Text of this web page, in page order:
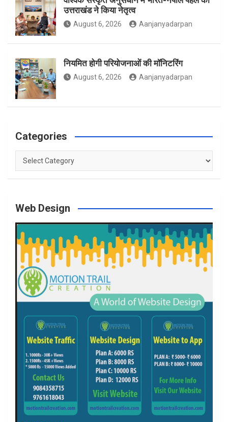
m
उत्तराखंड ने किया नेतृत्व
August 6, 2026 Aanjanyadarpan
नियमित होगी परियोजनाओं की मॉनिटरिंग
August 6, 2026 Aanjanyadarpan
Categories
Categories
Web Design